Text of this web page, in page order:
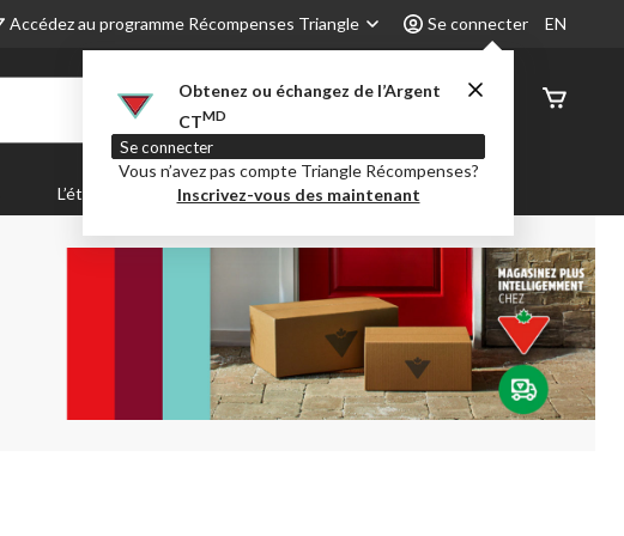
Accédez au programme Récompenses Triangle Se connecter
Obtenez ou échangez de l’Argent
CTMD
Se connecter
Vous n’avez pas compte Triangle Récompenses?
Inscrivez-vous des maintenant
EN
État de
L’été Party City Centre-auto